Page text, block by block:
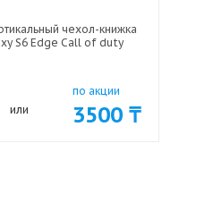
чехол-книжка
S6 Edge Call of duty
или
по акции
3500 ₸